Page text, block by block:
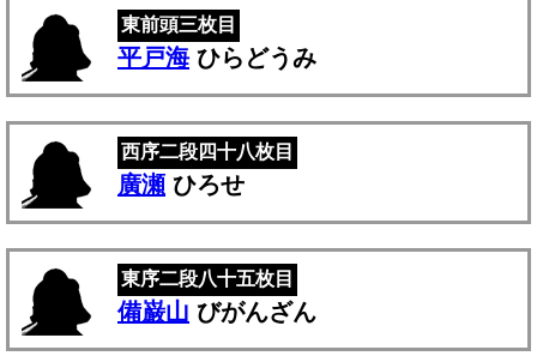
東前頭三枚目
平戸海ひらどうみ
西序二段四十八枚目
廣瀬 ひろせ
東序二段八十五枚目
備巌山 びがんざん